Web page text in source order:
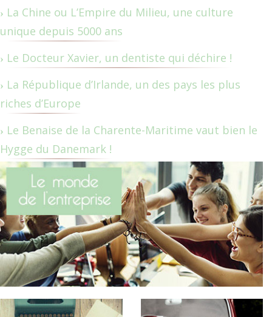
La Chine ou L’Empire du Milieu, une culture
unique depuis 5000 ans
Le Docteur Xavier, un dentiste qui déchire !
La République d’Irlande, un des pays les plus
riches d’Europe
Le Benaise de la Charente-Maritime vaut bien le
Hygge du Danemark !